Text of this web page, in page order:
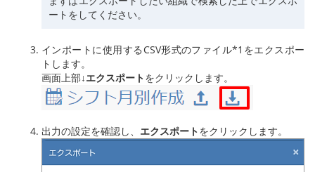
ートをしてください。
インポートに使用するCSV形式のファイル*1をエクスポー
トします。
画面上部↓エクスポートをクリックします。
出力の設定を確認し、 エクスポートをクリックします。